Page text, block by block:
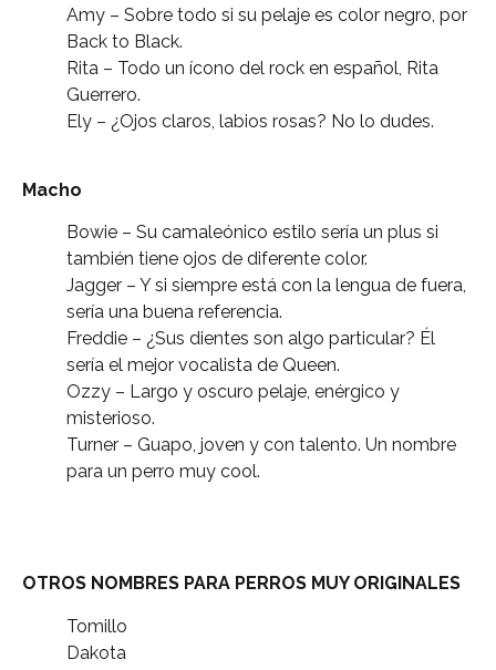
Amy – Sobre todo si su pelaje es color negro, por
Back to Black.
Rita – Todo un ícono del rock en español, Rita
Guerrero.
Ely – ¿Ojos claros, labios rosas? No lo dudes.
Macho
Bowie – Su camaleónico estilo sería un plus si
también tiene ojos de diferente color.
Jagger – Y si siempre está con la lengua de fuera,
sería una buena referencia.
Freddie – ¿Sus dientes son algo particular? Él
sería el mejor vocalista de Queen.
Ozzy – Largo y oscuro pelaje, enérgico y
misterioso.
Turner – Guapo, joven y con talento. Un nombre
para un perro muy cool.
OTROS NOMBRES PARA PERROS MUY ORIGINALES
Tomillo
Dakota